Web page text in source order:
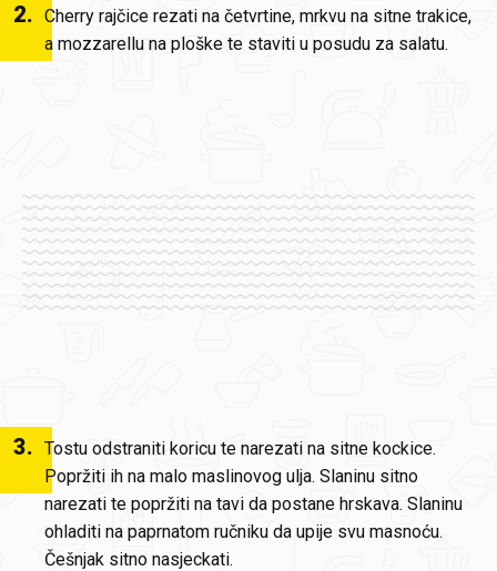
2. Cherry rajčice rezati na četvrtine, mrkvu na sitne trakice,
a mozzarellu na ploške te staviti u posudu za salatu.
3. Tostu odstraniti koricu te narezati na sitne kockice.
Popržiti ih na malo maslinovog ulja. Slaninu sitno
narezati te popržiti na tavi da postane hrskava. Slaninu
ohladiti na paprnatom ručniku da upije svu masnoću.
Češnjak sitno nasjeckati.